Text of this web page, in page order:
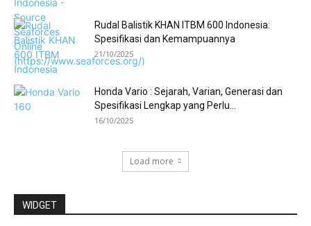
Rudal Balistik KHAN ITBM 600 Indonesia:
Spesifikasi dan Kemampuannya
21/10/2025
Honda Vario : Sejarah, Varian, Generasi dan
Spesifikasi Lengkap yang Perlu...
16/10/2025
Load more
WIDGET